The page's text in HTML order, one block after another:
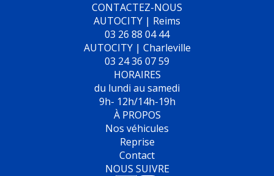
CONTACTEZ-NOUS
AUTOCITY | Reims
03 26 88 04 44
AUTOCITY | Charleville
03 24 36 07 59
HORAIRES
du lundi au samedi
9h- 12h/14h-19h
À PROPOS
Nos véhicules
Reprise
Contact
NOUS SUIVRE